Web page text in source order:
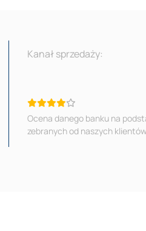
Kanał sprzedaży:
Ocena danego banku na
zebranych od naszych klientów